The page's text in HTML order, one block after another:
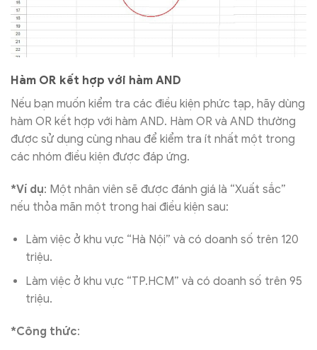
Hàm OR kết hợp với hàm AND
Nếu bạn muốn kiểm tra các điều kiện phức tạp, hãy dùng
hàm OR kết hợp với hàm AND. Hàm OR và AND thường
được sử dụng cùng nhau để kiểm tra ít nhất một trong
các nhóm điều kiện được đáp ứng.
*Ví dụ: Một nhân viên sẽ được đánh giá là “Xuất sắc”
nếu thỏa mãn một trong hai điều kiện sau:
Làm việc ở khu vực “Hà Nội” và có doanh số trên 120
triệu.
Làm việc ở khu vực “TP.HCM” và có doanh số trên 95
triệu.
*Công thức: